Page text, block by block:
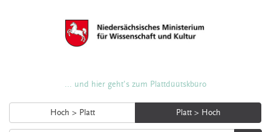
... und hier geht's zum Plattdüütskbüro
Hoch > Platt Platt > Hoch